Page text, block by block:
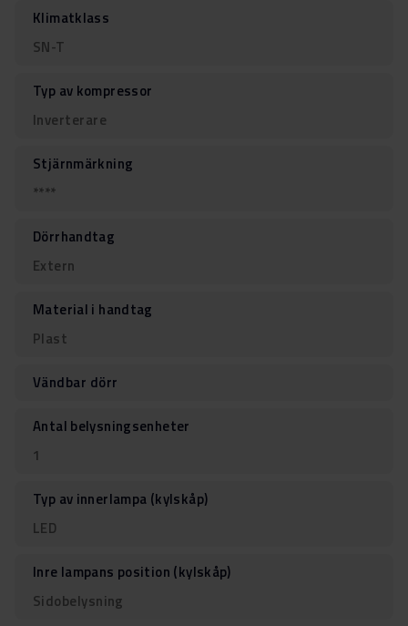
Klimatklass
SN-T
Typ av kompressor
Inverterare
Stjärnmärkning
****
Dörrhandtag
Extern
Material i handtag
Plast
Vändbar dörr
Antal belysningsenheter
1
Typ av innerlampa (kylskåp)
LED
Inre lampans position (kylskåp)
Sidobelysning